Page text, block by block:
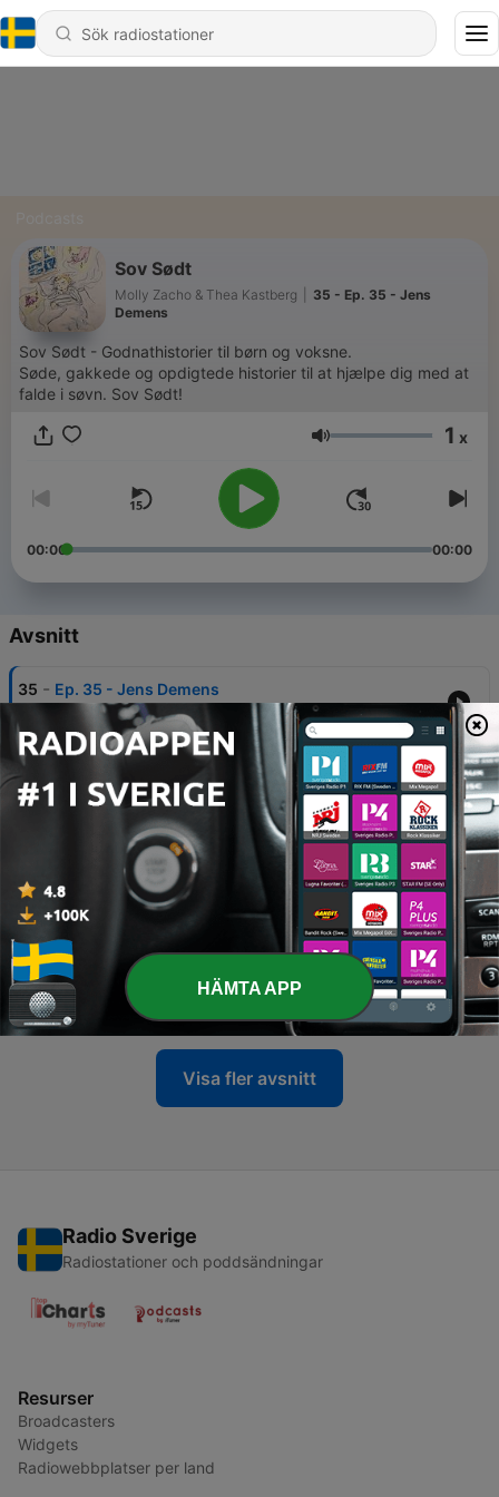
Sov Sødt
Molly Zacho & Thea Kastberg
35 - Ep. 35 - Jens
Demens
Sov Sødt - Godnathistorier til børn og voksne.
Søde, gakkede og opdigtede historier til at hjælpe dig med at
falde i søvn. Sov Sødt!
Volym 1 x
00:00 00:00
Avsnitt
35 - Ep. 35 - Jens Demens
27 Aug 2022
34 - Ep. 34 - Hvem er monsteret under sengen?
20 Aug 2022
Ep. 33 - Ole Slukøje
32 - Ep. 32 - Trylleskoven
06 Aug 2022
31 - Ep. 31 - Den Grimme Prinsesse
30 Jul 2022
Visa fler avsnitt
Radio Sverige
Radiostationer och poddsändningar
Resurser
Broadcasters
Widgets
Radiowebbplatser per land
HÄMTA APP